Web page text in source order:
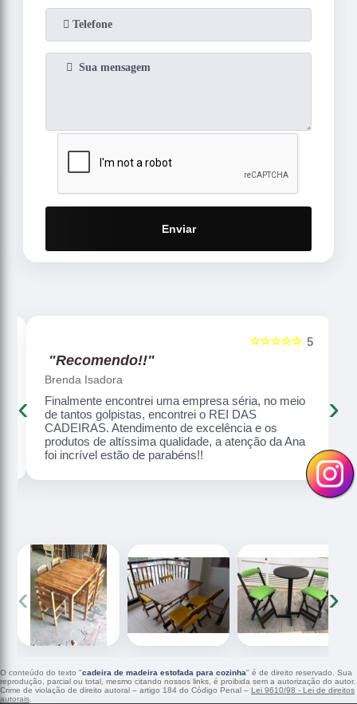
Enviar
5
☆☆☆☆☆
"Recomendo!!"
Brenda Isadora
Finalmente encontrei uma empresa séria, no meio
de tantos golpistas, encontrei o REI DAS
CADEIRAS. Atendimento de excelência e os
produtos de altíssima qualidade, a atenção da Ana
foi incrível estão de parabéns!!
‹ ›
‹ ›
O conteúdo do texto "cadeira de madeira estofada para cozinha" é de direito reservado. Sua
reprodução, parcial ou total, mesmo citando nossos links, é proibida sem a autorização do autor.
Crime de violação de direito autoral – artigo 184 do Código Penal – Lei 9610/98 - Lei de direitos
autorais.